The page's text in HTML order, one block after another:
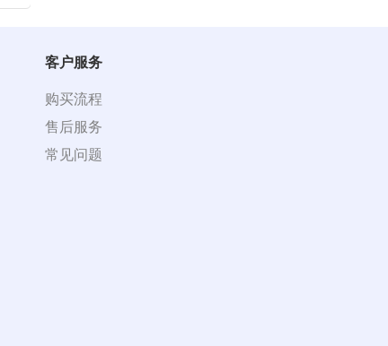
客户服务
购买流程
售后服务
常见问题